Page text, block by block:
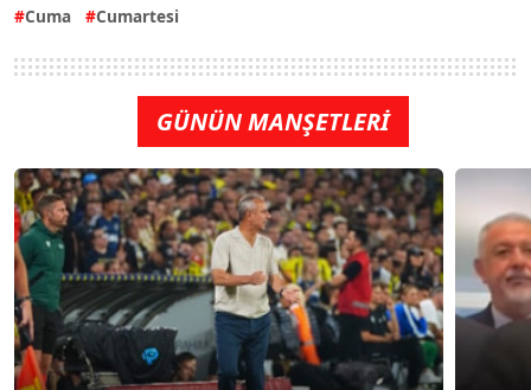
Cuma
Cumartesi
GÜNÜN MANŞETLERİ